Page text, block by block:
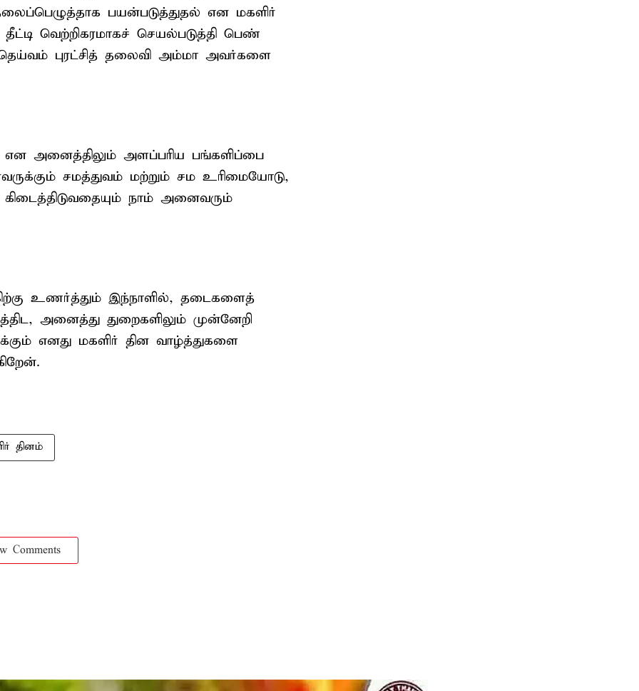
பயன்படுத்துதல் என மகளிர்
வெற்றிகரமாகச் செயல்படுத்தி பெண்
புரட்சித் தலைவி அம்மா அவர்களை
அனைத்திலும் அளப்பரிய பங்களிப்பை
சமத்துவம் மற்றும் சம உரிமையோடு,
நாம் அனைவரும்
உணர்த்தும் இந்நாளில், தடைகளைத்
அனைத்து துறைகளிலும் முன்னேறி
எனது மகளிர் தின வாழ்த்துகளை
தினம்
Comments